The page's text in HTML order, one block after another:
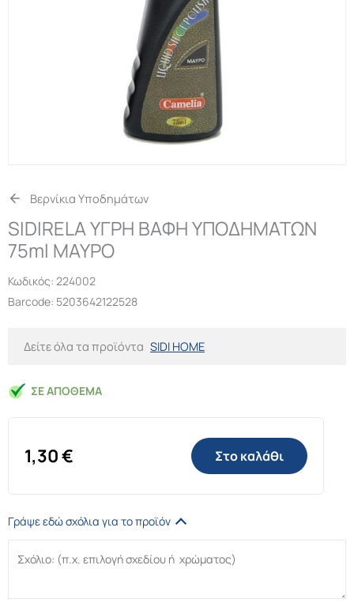
Βερνίκια Υποδημάτων
SIDIRELA ΥΓΡΗ ΒΑΦΗ ΥΠΟΔΗΜΑΤΩΝ
75ml ΜΑΥΡΟ
Κωδικός: 224002
Barcode: 5203642122528
Δείτε όλα τα προϊόντα SIDI HOME
ΣΕ ΑΠΌΘΕΜΑ
1,30€ Στο καλάθι
Γράψε εδώ σχόλια για το προϊόν